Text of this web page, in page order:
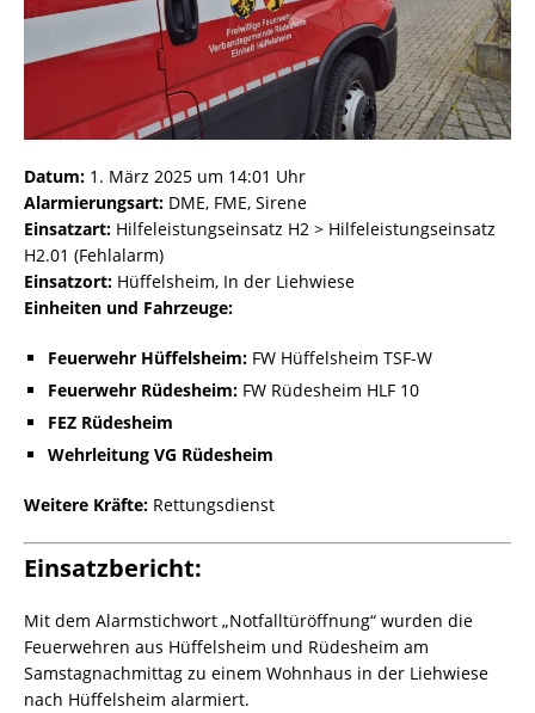
Datum: 1. März 2025 um 14:01 Uhr
Alarmierungsart: DME, FME, Sirene
Einsatzart: Hilfeleistungseinsatz H2 > Hilfeleistungseinsatz
H2.01 (Fehlalarm)
Einsatzort: Hüffelsheim, In der Liehwiese
Einheiten und Fahrzeuge:
Feuerwehr Hüffelsheim: FW Hüffelsheim TSF-W
Feuerwehr Rüdesheim: FW Rüdesheim HLF 10
FEZ Rüdesheim
Wehrleitung VG Rüdesheim
Weitere Kräfte: Rettungsdienst
Einsatzbericht:
Mit dem Alarmstichwort „Notfalltüröffnung“ wurden die
Feuerwehren aus Hüffelsheim und Rüdesheim am
Samstagnachmittag zu einem Wohnhaus in der Liehwiese
nach Hüffelsheim alarmiert.